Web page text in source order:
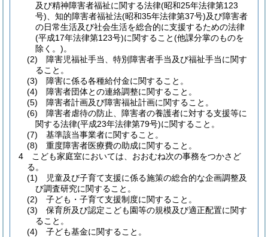
及び精神障害者福祉に関する法律(昭和25年法律第123
号) 、知的障害者福祉法(昭和35年法律第37号)及び障害者
の日常生活及び社会生活を総合的に支援するための法律
(平成17年法律第123号)に関すること(他課分掌のものを
除く。)。
(2)
障害児福祉手当、特別障害者手当及び福祉手当に関す
ること。
(3)
障害に係る各種給付金に関すること。
(4)
障害者団体との連絡調整に関すること。
(5)
障害者計画及び障害福祉計画に関すること。
(6)
障害者虐待の防止、障害者の養護者に対する支援等に
関する法律(平成23年法律第79号)に関すること。
(7)
基準該当事業者に関すること。
(8)
重度障害者医療費の助成に関すること。
4
こども家庭室においては、おおむね次の事務をつかさど
る。
(1)
児童及び子育て支援に係る施策の総合的な企画調整及
び調査研究に関すること。
(2)
子ども・子育て支援制度に関すること。
(3)
保育所及び認定こども園等の規模及び適正配置に関す
ること。
(4)
子ども基金に関すること。